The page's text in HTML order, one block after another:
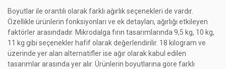
Boyutlar ile orantılı olarak farklı ağırlık seçenekleri de vardır.
Özellikle ürünlerin fonksiyonları ve ek detayları, ağırlığı etkileyen
faktörler arasındadır. Mikrodalga fırın tasarımlarında 9,5 kg, 10 kg,
11 kg gibi seçenekler hafif olarak değerlendirilir. 18 kilogram ve
üzerinde yer alan alternatifler ise ağır olarak kabul edilen
tasarımlar arasında yer alır. Ürünlerin boyutlarına göre farklı